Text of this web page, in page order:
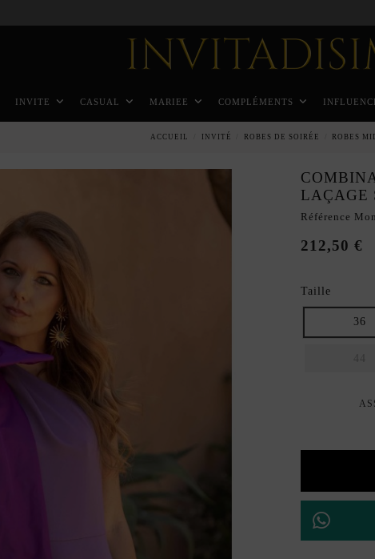
INVITE CASUAL MARIEE COMPLÉMENTS
ACCUEIL INVITÉ ROBES DE SOIRÉE ROBES
LAÇAGE
Référence
212,50 €
Taille
36